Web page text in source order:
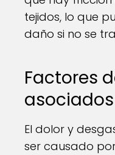
tejidos, lo que
daño si no se
Factores
asociados
El dolor y
ser causado